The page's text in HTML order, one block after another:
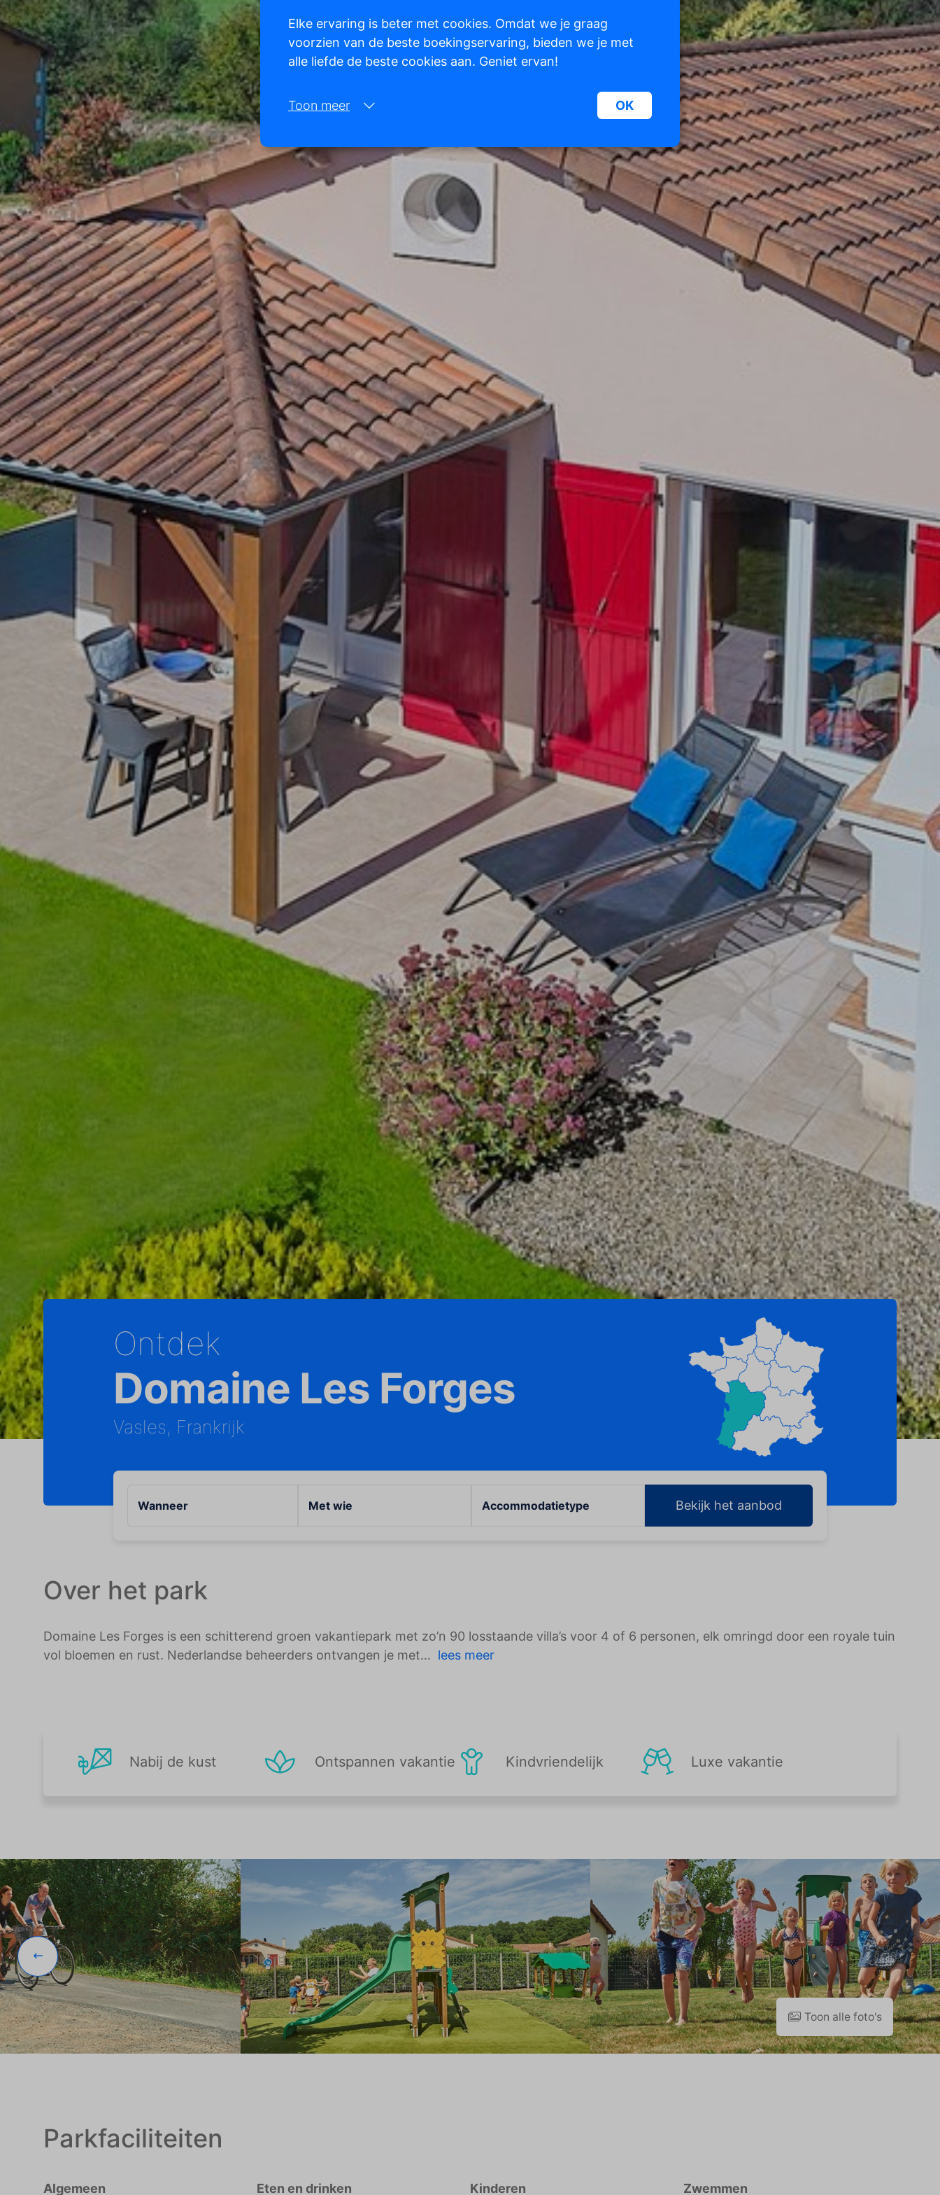
Ontdek
Domaine Les Forges
Vasles, Frankrijk
Wanneer Met wie Accommodatietype Bekijk het aanbod
Over het park
Domaine Les Forges is een schitterend groen vakantiepark met zo’n 90 losstaande villa’s voor 4 of 6 personen, elk omringd door een royale tuin
vol bloemen en rust. Nederlandse beheerders ontvangen je met
lees meer
Nabij de kust Ontspannen vakantie Kindvriendelijk Luxe vakantie
Toon alle foto's
Parkfaciliteiten
Algemeen Eten en drinken Kinderen Zwemmen
Elke ervaring is beter met cookies. Omdat we je graag
voorzien van de beste boekingservaring, bieden we je met
alle liefde de beste cookies aan. Geniet ervan!
Toon meer OK
Noodzakelijk:
Noodzakelijke cookies helpen een website bruikbaarder te maken, door
basisfuncties als paginanavigatie en toegang tot beveiligde gedeelten van
de website mogelijk te maken. Zonder deze cookies kan de website niet
naar behoren werken.
Deze site gebruikt cookies en Google technologieën om het siteverkeer te
analyseren. Het doel van marketingcookies is advertenties weergeven die
zijn afgestemd op en relevant zijn voor de individuele gebruiker. Deze
advertenties worden zo waardevoller voor uitgevers en externe
adverteerders.